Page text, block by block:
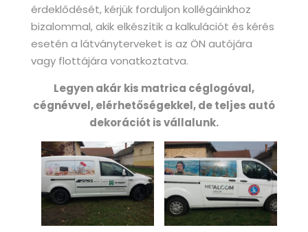
érdeklődését, kérjük forduljon kollégáinkhoz
bizalommal, akik elkészítik a kalkulációt és kérés
esetén a látványterveket is az ÖN autójára
vagy flottájára vonatkoztatva.
Legyen akár kis matrica céglogóval,
cégnévvel, elérhetőségekkel, de teljes autó
dekorációt is vállalunk.